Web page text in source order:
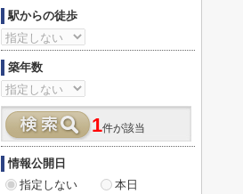
駅からの徒歩
築年数
1件が該当
情報公開日
指定しない
本日